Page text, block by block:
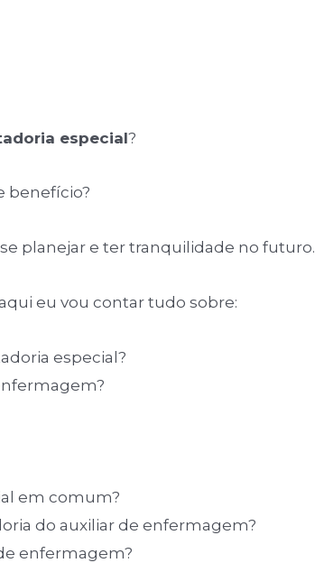
especial?
benefício?
planejar e ter tranquilidade no futuro.
eu vou contar tudo sobre:
especial?
em comum?
do auxiliar de enfermagem?
enfermagem?